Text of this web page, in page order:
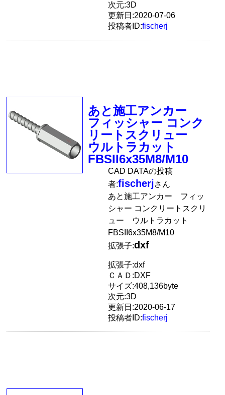
次元:3D
更新日:2020-07-06
投稿者ID:fischerj
あと施工アンカー
フィッシャー コンク
リートスクリュー
ウルトラカット
FBSII6x35M8/M10
CAD DATAの投稿
者:fischerjさん
あと施工アンカー フィッ
シャー コンクリートスクリ
ュー ウルトラカット
FBSII6x35M8/M10
拡張子:dxf
拡張子:dxf
ＣＡＤ:DXF
サイズ:408,136byte
次元:3D
更新日:2020-06-17
投稿者ID:fischerj